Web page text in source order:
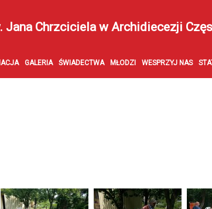
Jana Chrzciciela w Archidiecezji
GALERIA ŚWIADECTWA MŁODZI WESPRZYJ NAS